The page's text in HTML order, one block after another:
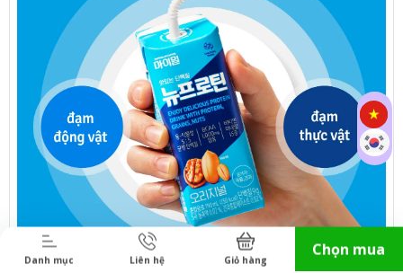
Danh mục Liên hệ Giỏ hàng
Chọn mua